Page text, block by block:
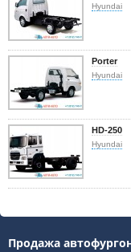
Hyundai
Porter
Hyundai
HD-250
Hyundai
Продажа